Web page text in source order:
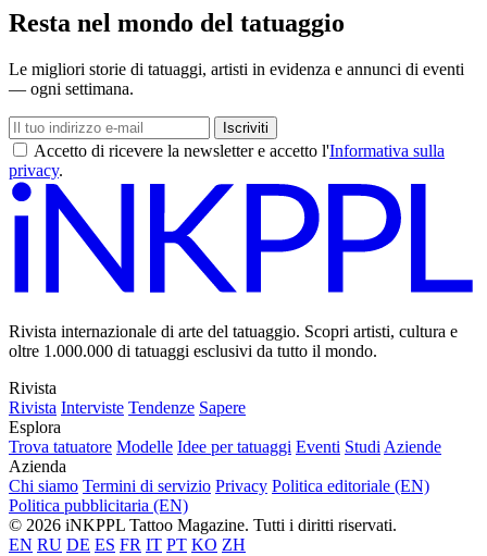
Resta nel mondo del tatuaggio
Le migliori storie di tatuaggi, artisti in evidenza e annunci di eventi
— ogni settimana.
Iscriviti
Accetto di ricevere la newsletter e accetto l'Informativa sulla
privacy.
Rivista internazionale di arte del tatuaggio. Scopri artisti, cultura e
oltre 1.000.000 di tatuaggi esclusivi da tutto il mondo.
Rivista
Rivista Interviste Tendenze Sapere
Esplora
Trova tatuatore Modelle Idee per tatuaggi Eventi Studi Aziende
Azienda
Chi siamo Termini di servizio Privacy Politica editoriale (EN)
Politica pubblicitaria (EN)
© 2026 iNKPPL Tattoo Magazine. Tutti i diritti riservati.
EN RU DE ES FR IT PT KO ZH